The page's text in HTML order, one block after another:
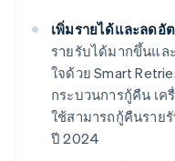
เพิ่มรายได้และลดอั
รายรับได้มากขึ้นแล
ใจด้วย Smart
กระบวนการกู้คืน เค
ใช้สามารถกู้คืนราย
ปี 2024